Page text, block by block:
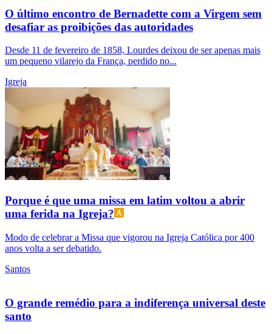
O último encontro de Bernadette com a Virgem sem
desafiar as proibições das autoridades
Desde 11 de fevereiro de 1858, Lourdes deixou de ser apenas mais
um pequeno vilarejo da França, perdido no...
Igreja
Porque é que uma missa em latim voltou a abrir
uma ferida na Igreja?
Modo de celebrar a Missa que vigorou na Igreja Católica por 400
anos volta a ser debatido.
Santos
O grande remédio para a indiferença universal deste
santo